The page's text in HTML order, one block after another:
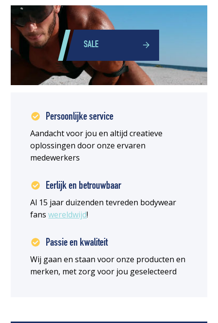
SALE
Persoonlijke service
Aandacht voor jou en altijd creatieve
oplossingen door onze ervaren
medewerkers
Eerlijk en betrouwbaar
Al 15 jaar duizenden tevreden bodywear
fanswereldwijd!
Passie en kwaliteit
Wij gaan en staan voor onze producten en
merken, met zorg voor jou geselecteerd